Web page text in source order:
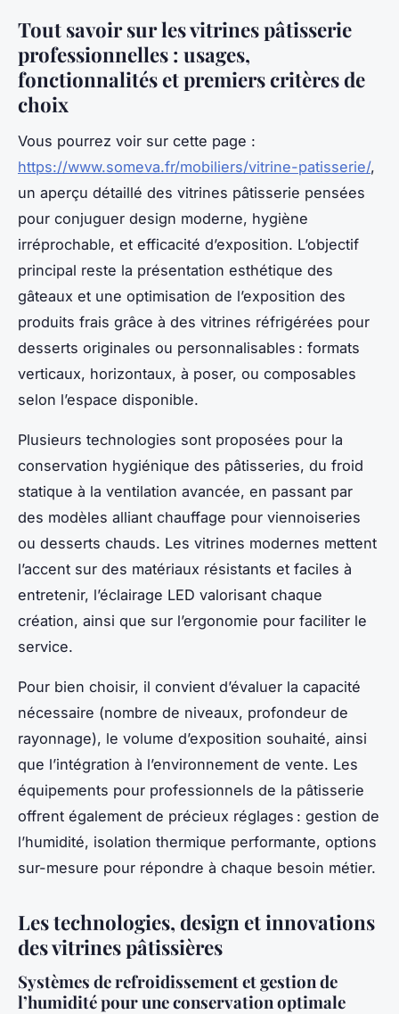
Tout savoir sur les vitrines pâtisserie
professionnelles : usages,
fonctionnalités et premiers critères de
choix
Vous pourrez voir sur cette page :
https://www.someva.fr/mobiliers/vitrine-patisserie/,
un aperçu détaillé des vitrines pâtisserie pensées
pour conjuguer design moderne, hygiène
irréprochable, et efficacité d’exposition. L’objectif
principal reste la présentation esthétique des
gâteaux et une optimisation de l’exposition des
produits frais grâce à des vitrines réfrigérées pour
desserts originales ou personnalisables : formats
verticaux, horizontaux, à poser, ou composables
selon l’espace disponible.
Plusieurs technologies sont proposées pour la
conservation hygiénique des pâtisseries, du froid
statique à la ventilation avancée, en passant par
des modèles alliant chauffage pour viennoiseries
ou desserts chauds. Les vitrines modernes mettent
l’accent sur des matériaux résistants et faciles à
entretenir, l’éclairage LED valorisant chaque
création, ainsi que sur l’ergonomie pour faciliter le
service.
Pour bien choisir, il convient d’évaluer la capacité
nécessaire (nombre de niveaux, profondeur de
rayonnage), le volume d’exposition souhaité, ainsi
que l’intégration à l’environnement de vente. Les
équipements pour professionnels de la pâtisserie
offrent également de précieux réglages : gestion de
l’humidité, isolation thermique performante, options
sur-mesure pour répondre à chaque besoin métier.
Les technologies, design et innovations
des vitrines pâtissières
Systèmes de refroidissement et gestion de
l’humidité pour une conservation optimale